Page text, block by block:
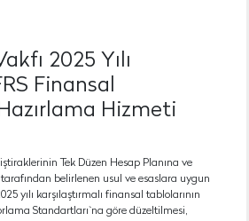
2025 Yılı
Finansal
Hizmeti
Tek Düzen Hesap Planına ve
belirlenen usul ve esaslara uygun
yılı karşılaştırmalı finansal tablolarının
Standartları`na göre düzeltilmesi,